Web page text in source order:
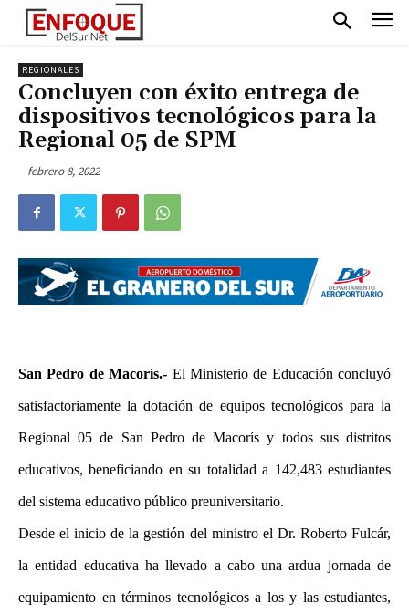
REGIONALES
Concluyen con éxito entrega de
dispositivos tecnológicos para la
Regional 05 de SPM
febrero 8, 2022
San Pedro de Macorís.- El Ministerio de Educación concluyó
satisfactoriamente la dotación de equipos tecnológicos para la
Regional 05 de San Pedro de Macorís y todos sus distritos
educativos, beneficiando en su totalidad a 142,483 estudiantes
del sistema educativo público preuniversitario.
Desde el inicio de la gestión del ministro el Dr. Roberto Fulcár,
la entidad educativa ha llevado a cabo una ardua jornada de
equipamiento en términos tecnológicos a los y las estudiantes,